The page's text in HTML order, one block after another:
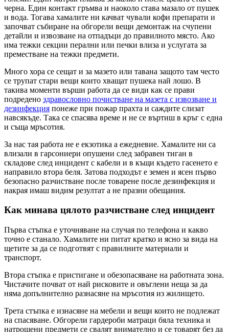
черна. Един контакт гръмва и наоколо става мазало от пушек
и вода. Тогава хамалите ни качват чували кофи препарати и
започват събиране на обгорели вещи демонтаж на счупени
детайли и извозване на отпадъци до правилното място. Ако
има тежки секции перални или печки влиза и услугата за
преместване на тежки предмети.
Много хора се сещат и за мазето или тавана защото там често
се трупат стари вещи които хващат пушека най лошо. В
такива моменти върши работа да се види как се прави
подредено здравословно почистване на мазета с извозване и
дезинфекция понеже при пожар прахта и саждите слизат
навсякъде. Така се спасява време и не се въртиш в кръг с една
и съща мръсотия.
За нас тая работа не е екзотика а ежедневие. Хамалите ни са
влизали в гарсониери опушени след забравен тиган в
складове след инцидент с кабели и в къщи където гасенето е
направило втора беля. Затова подходът е земен и ясен първо
безопасно разчистване после товарене после дезинфекция и
накрая имаш видим резултат а не празни обещания.
Как минава цялото разчистване след инцидент
Първа стъпка е уточняване на случая по телефона и какво
точно е станало. Хамалите ни питат кратко и ясно за вида на
щетите за да се подготвят с правилните материали и
транспорт.
Втора стъпка е пристигане и обезопасяване на работната зона.
Чистачите почват от най рисковите и овъглени неща за да
няма допълнително разнасяне на мръсотия из жилището.
Трета стъпка е изнасяне на мебели и вещи които не подлежат
на спасяване. Обгорели гардероби матраци бяла техника и
натрошени предмети се свалят внимателно и се товарят без да